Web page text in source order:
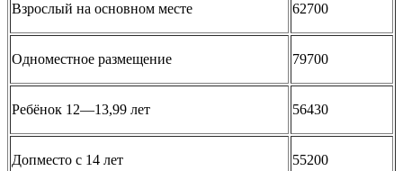
Взрослый на основном месте 62700
Одноместное размещение 79700
Ребёнок 12—13,99 лет 56430
Допместо с 14 лет 55200